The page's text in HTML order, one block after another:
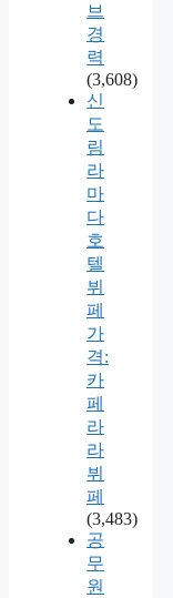
브
경
력
(3,608)
신
도
림
라
마
다
호
텔
뷔
페
가
격:
카
페
라
라
뷔
페
(3,483)
공
무
원